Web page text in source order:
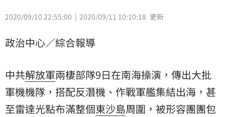
2020/09/10 22:55:00 2020/09/11 10:10:18 更新
政治中心／綜合報導
中共解放軍兩棲部隊9日在南海操演，傳出大批
軍機機隊，搭配反潛機、作戰軍艦集結出海，甚
至雷達光點布滿整個東沙島周圍，被形容團團包